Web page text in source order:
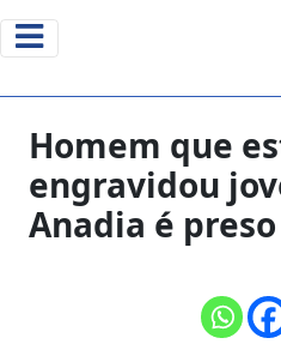
Homem que
engravidou
Anadia é